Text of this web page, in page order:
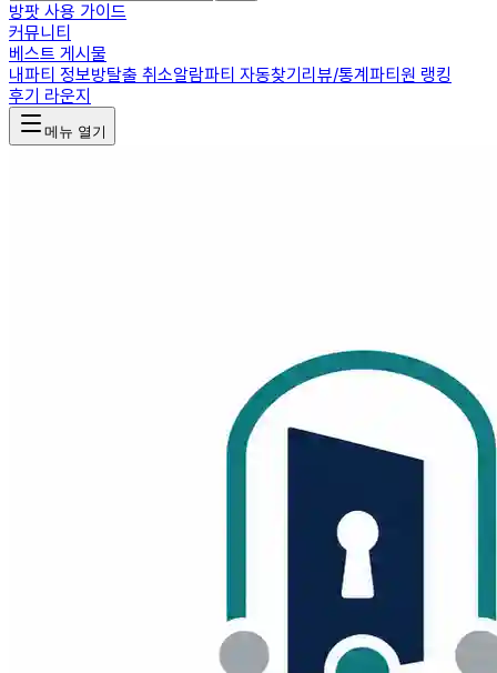
방팟 사용 가이드
커뮤니티
베스트 게시물
내파티 정보방탈출 취소알람파티 자동찾기리뷰/통계파티원 랭킹
후기 라운지
메뉴 열기